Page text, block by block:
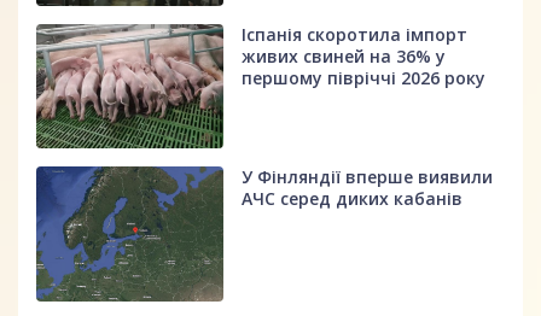
Іспанія скоротила імпорт
живих свиней на 36% у
першому півріччі 2026 року
У Фінляндії вперше виявили
АЧС серед диких кабанів